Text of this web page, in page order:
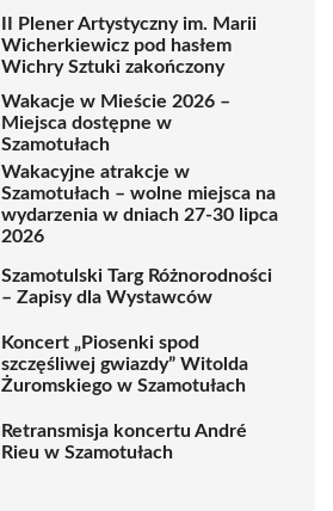
II Plener Artystyczny im. Marii
Wicherkiewicz pod hasłem
Wichry Sztuki zakończony
Wakacje w Mieście 2026 –
Miejsca dostępne w
Szamotułach
Wakacyjne atrakcje w
Szamotułach – wolne miejsca na
wydarzenia w dniach 27-30 lipca
2026
Szamotulski Targ Różnorodności
– Zapisy dla Wystawców
Koncert „Piosenki spod
szczęśliwej gwiazdy” Witolda
Żuromskiego w Szamotułach
Retransmisja koncertu André
Rieu w Szamotułach